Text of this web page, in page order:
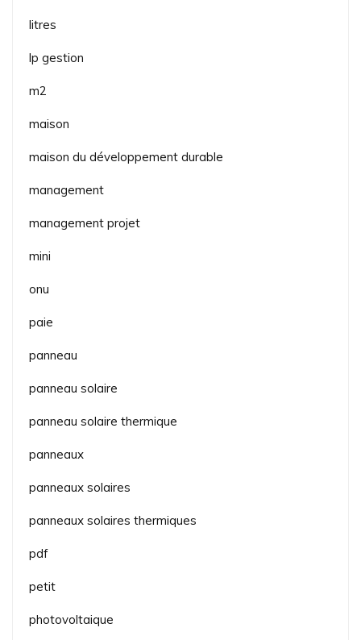
litres
lp gestion
m2
maison
maison du développement durable
management
management projet
mini
onu
paie
panneau
panneau solaire
panneau solaire thermique
panneaux
panneaux solaires
panneaux solaires thermiques
pdf
petit
photovoltaique